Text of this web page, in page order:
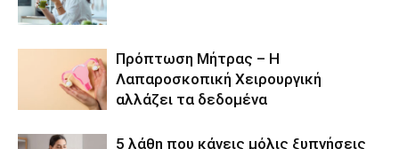
Πρόπτωση Μήτρας – Η
Λαπαροσκοπική Χειρουργική
αλλάζει τα δεδομένα
5 λάθη που κάνεις μόλις ξυπνήσεις